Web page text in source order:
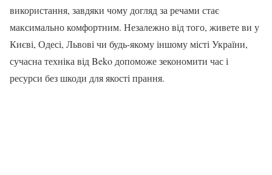
використання, завдяки чому догляд за речами стає
максимально комфортним. Незалежно від того, живете ви у
Києві, Одесі, Львові чи будь-якому іншому місті України,
сучасна техніка від Beko допоможе зекономити час і
ресурси без шкоди для якості прання.